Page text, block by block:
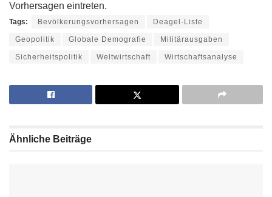
Vorhersagen eintreten.
Tags: Bevölkerungsvorhersagen Deagel-Liste
Geopolitik Globale Demografie Militärausgaben
Sicherheitspolitik Weltwirtschaft Wirtschaftsanalyse
Ähnliche Beiträge